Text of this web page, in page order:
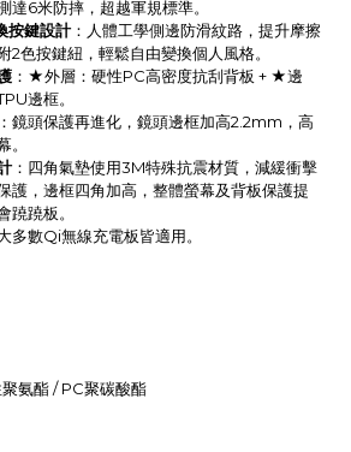
達6米防摔，超越軍規標準。
按鍵設計：人體工學側邊防滑紋路，提升摩擦
2色按鍵紐，輕鬆自由變換個人風格。
：★外層：硬性PC高密度抗刮背板 + ★邊
邊框。
：鏡頭保護再進化，鏡頭邊框加高2.2mm，高
。
：四角氣墊使用3M特殊抗震材質，減緩衝擊
護， 邊框四角加高， 整體螢幕及背板保護提
蹺蹺板。
多數Qi無線充電板皆適用。
氨酯 / PC聚碳酸酯